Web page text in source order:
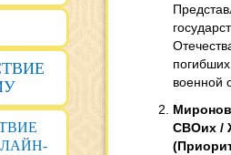
военной
СВОих /